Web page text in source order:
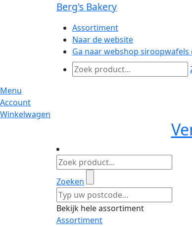
Berg's Bakery
Assortiment
Naar de website
Ga naar webshop
Menu
Account
Winkelwagen
Zoeken
Bekijk hele assortiment
Assortiment